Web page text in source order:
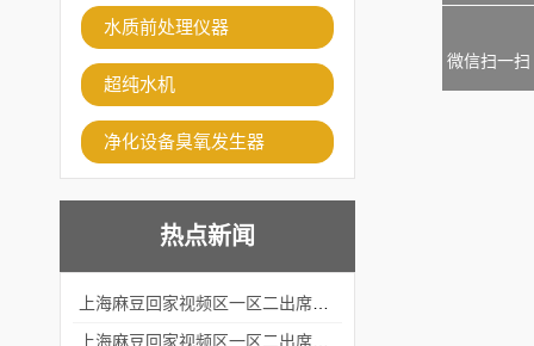
水质前处理仪器
超纯水机
净化设备臭氧发生器
热点新闻
微信扫一扫